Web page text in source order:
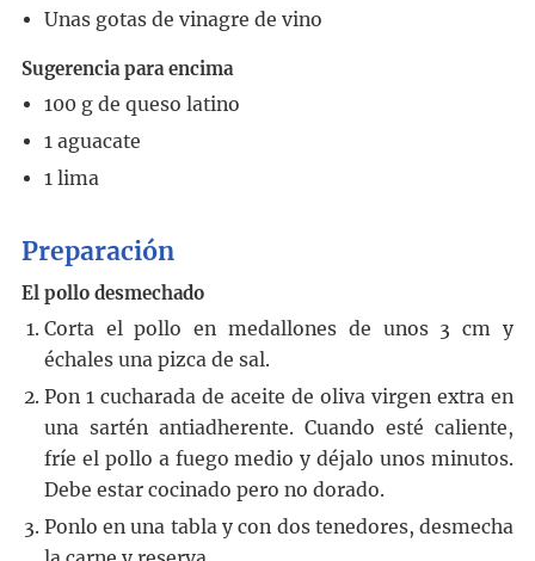
Unas gotas de vinagre de vino
Sugerencia para encima
100 g de queso latino
1 aguacate
1 lima
Preparación
El pollo desmechado
Corta el pollo en medallones de unos 3 cm y
échales una pizca de sal.
Pon 1cucharada de aceite de oliva virgen extra en
una sartén antiadherente. Cuando esté caliente,
fríe el pollo a fuego medio y déjalo unos minutos.
Debe estar cocinado pero no dorado.
Ponlo en una tabla y con dos tenedores, desmecha